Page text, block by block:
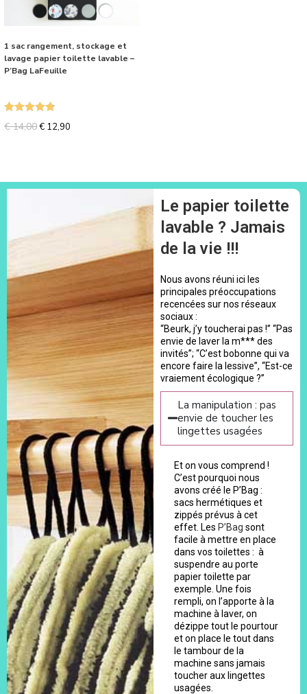
1 sac rangement, stockage et
lavage papier toilette lavable –
P’Bag LaFeuille
€14,00€ 12,90
Le papier toilette
lavable ? Jamais
de la vie !!!
Nous avons réuni ici les
principales préoccupations
recencées sur nos réseaux
sociaux :
“Beurk, j’y toucherai pas !” “Pas
envie de laver la m*** des
invités”; “C’est bobonne qui va
encore faire la lessive”, “Est-ce
vraiement écologique ?”
La manipulation : pas
envie de toucher les
lingettes usagées
Et on vous comprend !
C’est pourquoi nous
avons créé le P’Bag :
sacs hermétiques et
zippés prévus à cet
effet. Les P’Bag sont
facile à mettre en place
dans vos toilettes : à
suspendre au porte
papier toilette par
exemple. Une fois
rempli, on l’apporte à la
machine à laver, on
dézippe tout le pourtour
et on place le tout dans
le tambour de la
machine sans jamais
toucher aux lingettes
usagées.